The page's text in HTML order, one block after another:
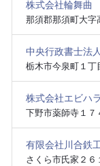
株式会社輪舞曲
那須郡那須町大字
中央行政書士法人
栃木市今泉町１丁
株式会社エビハラ
下野市薬師寺１７
有限会社川合鉄
さくら市氏家２６